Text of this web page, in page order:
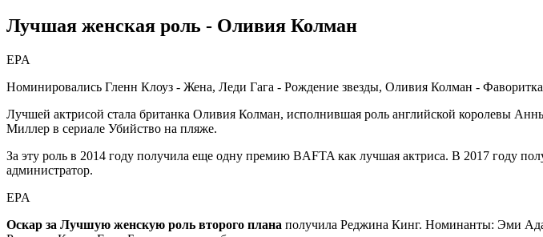
Лучшая женская роль - Оливия Колман
EPA
Номинировались Гленн Клоуз - Жена, Леди Гага - Рождение звезды, Оливия Колман -
Лучшей актрисой стала британка Оливия Колман, исполнившая роль английской королевы
Миллер в сериале Убийство на пляже.
За эту роль в 2014 году получила еще одну премию BAFTA как лучшая актриса. В 2017 году
администратор.
EPA
Оскар за Лучшую женскую роль второго плана получила Реджина Кинг. Номинанты: Эми